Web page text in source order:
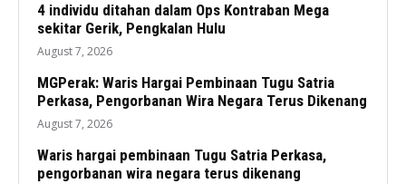
4 individu ditahan dalam Ops Kontraban Mega
sekitar Gerik, Pengkalan Hulu
August 7, 2026
MGPerak: Waris Hargai Pembinaan Tugu Satria
Perkasa, Pengorbanan Wira Negara Terus Dikenang
August 7, 2026
Waris hargai pembinaan Tugu Satria Perkasa,
pengorbanan wira negara terus dikenang